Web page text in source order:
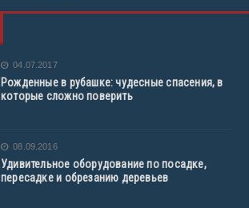
04.07.2017
Рожденные в рубашке: чудесные спасения, в
которые сложно поверить
08.09.2016
Удивительное оборудование по посадке,
пересадке и обрезанию деревьев